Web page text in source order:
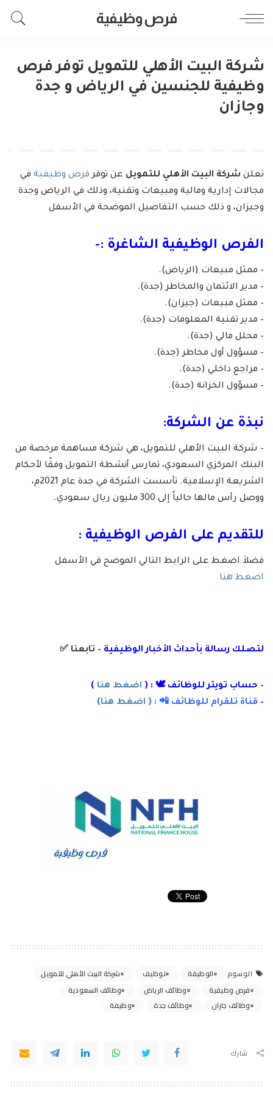
فرص وظيفية
شركة البيت الأهلي للتمويل توفر فرص
وظيفية للجنسين في الرياض و جدة
وجازان
تعلن شركة البيت الأهلي للتمويل عن توفرفرص وظيفية في
مجالات إدارية ومالية ومبيعات وتقنية، وذلك في الرياض وجدة
وجيزان، و ذلك حسب التفاصيل الموضحة في الأسفل
الفرص الوظيفية الشاغرة :-
– ممثل مبيعات (الرياض).
– مدير الائتمان والمخاطر (جدة).
– ممثل مبيعات (جيزان).
– مدير تقنية المعلومات (جدة).
– محلل مالي (جدة).
– مسؤول أول مخاطر (جدة).
– مراجع داخلي (جدة).
– مسؤول الخزانة (جدة).
نبذة عن الشركة:
– شركة البيت الأهلي للتمويل، هي شركة مساهمة مرخصة من
البنك المركزي السعودي، تمارس أنشطة التمويل وفقًا لأحكام
الشريعة الإسلامية. تأسست الشركة في جدة عام 2021م،
ووصل رأس مالها حالياً إلى 300 مليون ريال سعودي.
للتقديم على الفرص الوظيفية :
فضلاَ اضغط على الرابط التالي الموضح في الأسفل
اضغط هنا
لتصلك رسالة بأحداث الأخبار الوظيفية – تابعنا ✅
– حساب تويتر للوظائف 🕊 : ( اضغط هنا )
– قناة تلقرام للوظائف 📲 : ( اضغط هنا)
الوسوم الوظيفة توظيف
شركة البيت الأهلي للتمويل
فرص وظيفية
وظائف الرياض
وظائف السعودية
وظائف جازان
وظائف جدة وظيفة
شارك